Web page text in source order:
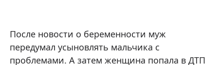
После новости о беременности муж
передумал усыновлять мальчика с
проблемами. А затем женщина попала в ДТП